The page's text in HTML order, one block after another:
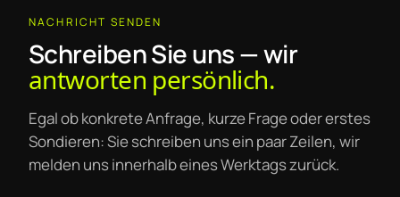
NACHRICHT SENDEN
Schreiben Sie uns — wir
antworten persönlich.
Egal ob konkrete Anfrage, kurze Frage oder erstes
Sondieren: Sie schreiben uns ein paar Zeilen, wir
melden uns innerhalb eines Werktags zurück.